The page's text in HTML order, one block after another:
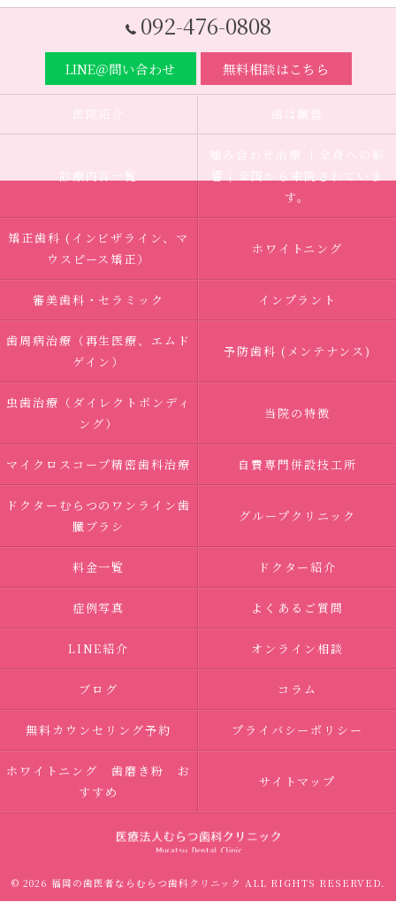
092-476-0808
LINE＠問い合わせ 無料相談はこちら
医院紹介 歯は臓器
診療内容一覧
噛み合わせ治療 ｜全身への影
響｜全国から来院されていま
す。
矯正歯科 (インビザライン、マ
ウスピース矯正）
ホワイトニング
審美歯科・セラミック インプラント
歯周病治療（再生医療、エムド
ゲイン）
予防歯科 (メンテナンス)
虫歯治療（ダイレクトボンディ
ング）
当院の特徴
マイクロスコープ精密歯科治療 自費専門併設技工所
ドクターむらつのワンライン歯
臓ブラシ
グループクリニック
料金一覧 ドクター紹介
症例写真 よくあるご質問
LINE紹介 オンライン相談
ブログ コラム
無料カウンセリング予約 プライバシーポリシー
ホワイトニング 歯磨き粉 お
すすめ
サイトマップ
© 2026 福岡の歯医者ならむらつ歯科クリニック ALL RIGHTS RESERVED.